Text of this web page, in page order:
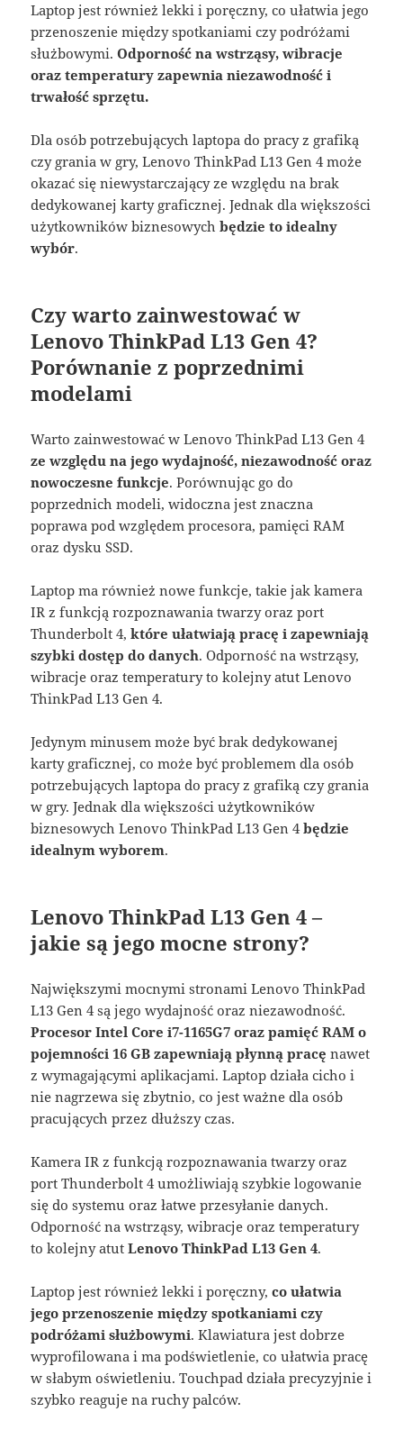
Laptop jest również lekki i poręczny, co ułatwia jego
przenoszenie między spotkaniami czy podróżami
służbowymi. Odporność na wstrząsy, wibracje
oraz temperatury zapewnia niezawodność i
trwałość sprzętu.
Dla osób potrzebujących laptopa do pracy z grafiką
czy grania w gry, Lenovo ThinkPad L13 Gen 4 może
okazać się niewystarczający ze względu na brak
dedykowanej karty graficznej. Jednak dla większości
użytkowników biznesowychbędzie to idealny
wybór.
Czy warto zainwestować w
Lenovo ThinkPad L13 Gen 4?
Porównanie z poprzednimi
modelami
Warto zainwestować w Lenovo ThinkPad L13 Gen 4
ze względu na jego wydajność, niezawodność oraz
nowoczesne funkcje. Porównując go do
poprzednich modeli, widoczna jest znaczna
poprawa pod względem procesora, pamięci RAM
oraz dysku SSD.
Laptop ma również nowe funkcje, takie jak kamera
IR z funkcją rozpoznawania twarzy oraz port
Thunderbolt 4,które ułatwiają pracę i zapewniają
szybki dostęp do danych. Odporność na wstrząsy,
wibracje oraz temperatury to kolejny atut Lenovo
ThinkPad L13 Gen 4.
Jedynym minusem może być brak dedykowanej
karty graficznej, co może być problemem dla osób
potrzebujących laptopa do pracy z grafiką czy grania
w gry. Jednak dla większości użytkowników
biznesowych Lenovo ThinkPad L13 Gen 4będzie
idealnym wyborem.
Lenovo ThinkPad L13 Gen 4 –
jakie są jego mocne strony?
Największymi mocnymi stronami Lenovo ThinkPad
L13 Gen 4 są jego wydajność oraz niezawodność.
Procesor Intel Core i7-1165G7 oraz pamięć RAM o
pojemności 16 GB zapewniają płynną pracę nawet
z wymagającymi aplikacjami. Laptop działa cicho i
nie nagrzewa się zbytnio, co jest ważne dla osób
pracujących przez dłuższy czas.
Kamera IR z funkcją rozpoznawania twarzy oraz
port Thunderbolt 4 umożliwiają szybkie logowanie
się do systemu oraz łatwe przesyłanie danych.
Odporność na wstrząsy, wibracje oraz temperatury
to kolejny atutLenovo ThinkPad L13 Gen 4.
Laptop jest również lekki i poręczny,co ułatwia
jego przenoszenie między spotkaniami czy
podróżami służbowymi. Klawiatura jest dobrze
wyprofilowana i ma podświetlenie, co ułatwia pracę
w słabym oświetleniu. Touchpad działa precyzyjnie i
szybko reaguje na ruchy palców.